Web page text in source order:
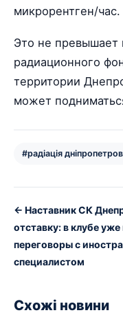
микрорентген/час.
Это не превышает
радиационного
территории
может
#радіація
← Наставник СК
отставку: в клубе уже
переговоры с
специалистом
Схожі новини